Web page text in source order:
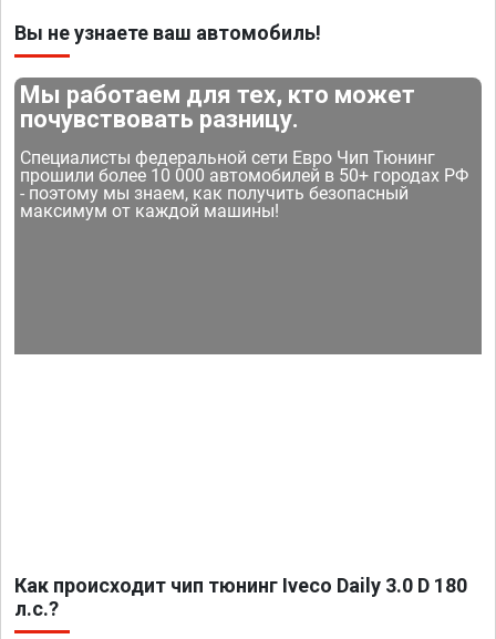
Вы не узнаете ваш автомобиль!
Мы работаем для тех, кто может
почувствовать разницу.
Специалисты федеральной сети Евро Чип Тюнинг
прошили более 10 000 автомобилей в 50+ городах РФ
- поэтому мы знаем, как получить безопасный
максимум от каждой машины!
Как происходит чип тюнинг Iveco Daily 3.0 D 180
л.с.?